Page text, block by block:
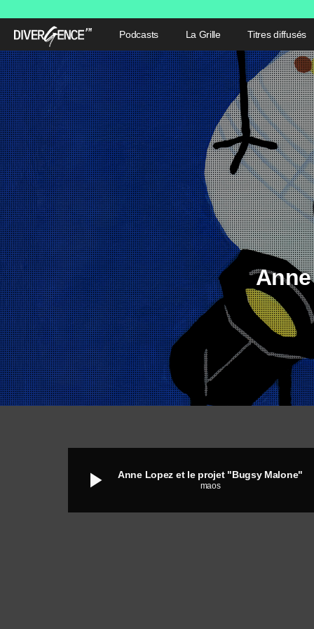
Podcasts La Grille Titres diffusés
play_arrow Anne Lopez et le projet "Bugsy Malone"
maos